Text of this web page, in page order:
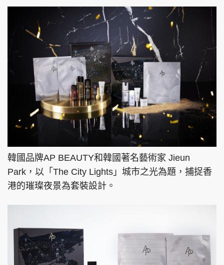
韓國品牌AP BEAUTY和韓國著名藝術家 Jieun
Park，以「The City Lights」城市之光為題，捕捉香
港的璀璨夜景為套裝設計。